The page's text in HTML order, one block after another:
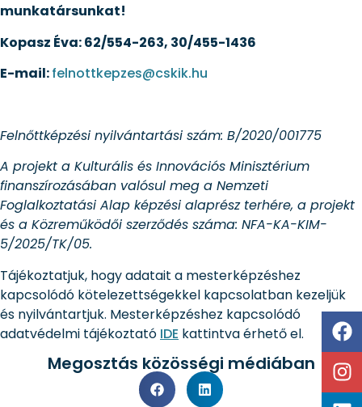
munkatársunkat!
Kopasz Éva: 62/554-263, 30/455-1436
E-mail:felnottkepzes@cskik.hu
Felnőttképzési nyilvántartási szám: B/2020/001775
A projekt a Kulturális és Innovációs Minisztérium
finanszírozásában valósul meg a Nemzeti
Foglalkoztatási Alap képzési alaprész terhére, a projekt
és a Közreműködői szerződés száma: NFA-KA-KIM-
5/2025/TK/05.
Tájékoztatjuk, hogy adatait a mesterképzéshez
kapcsolódó kötelezettségekkel kapcsolatban kezeljük
és nyilvántartjuk. Mesterképzéshez kapcsolódó
adatvédelmi tájékoztató IDE kattintva érhető el.
Megosztás közösségi médiában